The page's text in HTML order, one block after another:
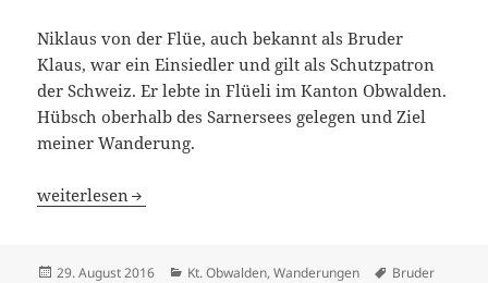
Niklaus von der Flüe, auch bekannt als Bruder
Klaus, war ein Einsiedler und gilt als Schutzpatron
der Schweiz. Er lebte in Flüeli im Kanton Obwalden.
Hübsch oberhalb des Sarnersees gelegen und Ziel
meiner Wanderung.
Auf abenteuerlichen Wegen zu Bruder Klaus: Giswil –
weiterlesen
Veröffentlicht
29. August 2016 Kategorien
Kt. Obwalden,Wanderungen Schlagwörter
Bruder